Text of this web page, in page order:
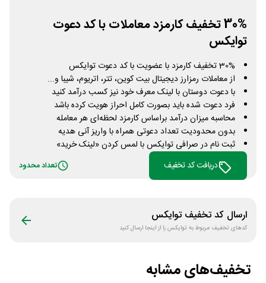
30% تخفیف کارمزد معاملات با کد دعوت
توایکس
30% تخفیف کارمزد با عضویت با کد دعوت توایکس
از معاملات رمزارز دیجیتال بیت کوین، تتر، اتریوم، شیبا و...
با دعوت دوستان با لینک معرف خود نیز کسب درآمد کنید
فرد دعوت شده باید بصورت کامل احراز هویت کرده باشد
محاسبه میزان درآمد براساس کارمزد لحظه‌ای هر معامله
بدون محدودیت تعداد دعوتی همراه با واریز آنی هدیه
ثبت نام در صرافی توایکس با لمس کردن «لینک خرید»
دریافت کد تخفیف
تعداد محدود
ارسال کد تخفیفتوایکس
کدهای تخفیف مربوط به توایکسرا از اینجا ارسال کنید
تخفیف‌های مشابه